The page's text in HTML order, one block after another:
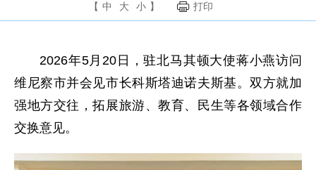
【 中 大 小 】 打印
2026年5月20日，驻北马其顿大使蒋小燕访问
维尼察市并会见市长科斯塔迪诺夫斯基。双方就加
强地方交往，拓展旅游、教育、民生等各领域合作
交换意见。